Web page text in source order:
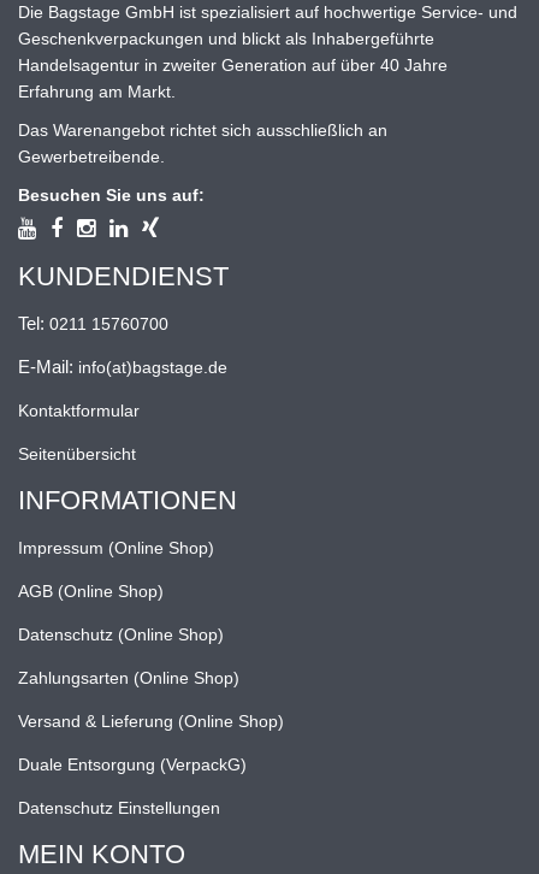
Die Bagstage GmbH ist spezialisiert auf hochwertige Service- und
Geschenkverpackungen und blickt als Inhabergeführte
Handelsagentur in zweiter Generation auf über 40 Jahre
Erfahrung am Markt.
Das Warenangebot richtet sich ausschließlich an
Gewerbetreibende.
Besuchen Sie uns auf:
KUNDENDIENST
Tel: 0211 15760700
E-Mail: info(at)bagstage.de
Kontaktformular
Seitenübersicht
INFORMATIONEN
Impressum (Online Shop)
AGB (Online Shop)
Datenschutz (Online Shop)
Zahlungsarten (Online Shop)
Versand & Lieferung (Online Shop)
Duale Entsorgung (VerpackG)
Datenschutz Einstellungen
MEIN KONTO